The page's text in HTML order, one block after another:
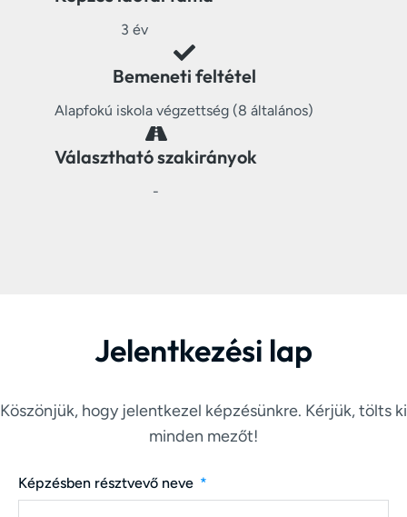
3 év
Bemeneti feltétel
Alapfokú iskola végzettség (8 általános)
Választható szakirányok
-
Jelentkezési lap
Köszönjük, hogy jelentkezel képzésünkre. Kérjük, tölts ki
minden mezőt!
Képzésben résztvevő neve